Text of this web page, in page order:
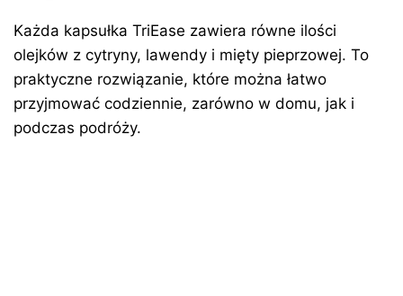
Każda kapsułka TriEase zawiera równe ilości
olejków z cytryny, lawendy i mięty pieprzowej. To
praktyczne rozwiązanie, które można łatwo
przyjmować codziennie, zarówno w domu, jak i
podczas podróży.